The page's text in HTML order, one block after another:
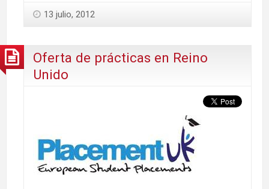
13 julio, 2012
Oferta de prácticas en Reino
Unido